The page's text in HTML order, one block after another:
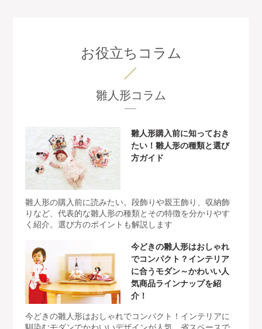
お役立ちコラム
雛人形コラム
雛人形購入前に知っておき
たい！雛人形の種類と選び
方ガイド
雛人形の購入前に読みたい。段飾りや親王飾り、収納飾
りなど、代表的な雛人形の種類とその特徴を分かりやす
く紹介。選び方のポイントも解説します
今どきの雛人形はおしゃれ
でコンパクト？インテリア
に合うモダン～かわいい人
気商品ラインナップを紹
介！
今どきの雛人形はおしゃれでコンパクト！インテリアに
馴染むモダンでかわいいデザインが人気。省スペースで